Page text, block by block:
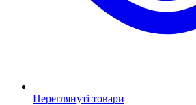
Переглянуті товари